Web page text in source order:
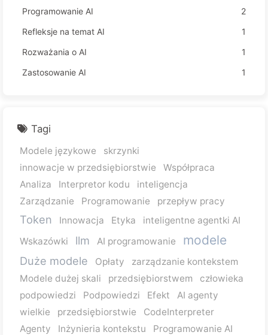
Programowanie AI
2
Refleksje na temat AI
1
Rozważania o AI
1
Zastosowanie AI
1
Tagi
Modele językowe
skrzynki
innowacje w przedsiębiorstwie
Współpraca
Analiza
Interpretor kodu
inteligencja
Zarządzanie
Programowanie przepływ pracy
Token Innowacja Etyka
inteligentne agentki AI
Wskazówki
llm AI programowanie modele
Duże modele Opłaty
zarządzanie kontekstem
Modele dużej skali
przedsiębiorstwem
człowieka
podpowiedzi
Podpowiedzi Efekt
AI agenty
wielkie
przedsiębiorstwie
CodeInterpreter
Agenty
Inżynieria kontekstu
Programowanie AI